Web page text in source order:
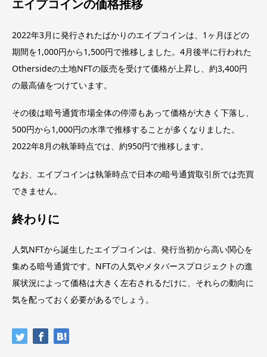
エイプコインの価格推移
2022年3月に発行されたばかりのエイプコインは、1ヶ月ほどの
期間を1,000円から1,500円で推移しました。4月後半に行われた
Othersideの土地NFTの販売を受けて価格が上昇し、約3,400円
の最高値をつけています。
その後は暗号通貨市場全体の停滞もあって価格が大きく下落し、
500円から1,000円の水準で推移することが多くなりました。
2022年8月の執筆時点では、約950円で推移します。
なお、エイプコインは執筆時点で日本の暗号通貨取引所では売買
できません。
終わりに
人気NFTから誕生したエイプコインは、発行当初から高い関心を
集める暗号通貨です。NFTの人気やメタバースプロジェクトの進
展状況によって価格は大きく左右されるだけに、それらの動向に
気を配っておく必要があるでしょう。